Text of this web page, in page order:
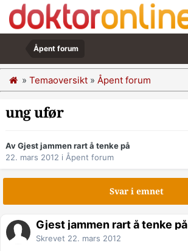
Åpent forum
» Temaoversikt » Åpent forum
ung ufør
Av Gjest jammen rart å tenke på
22. mars 2012 i Åpent forum
Svar i emnet
Gjest jammen rart å tenke på
Skrevet 22. mars 2012